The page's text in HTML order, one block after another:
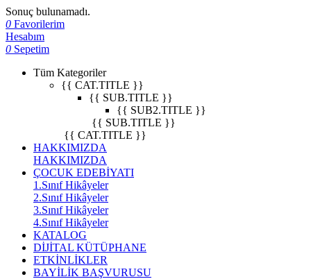
Sonuç bulunamadı.
0 Favorilerim
Hesabım
0 Sepetim
Tüm Kategoriler
{{ CAT.TITLE }}
{{ SUB.TITLE }}
{{ SUB2.TITLE }}
{{ SUB.TITLE }}
{{ CAT.TITLE }}
HAKKIMIZDA
HAKKIMIZDA
ÇOCUK EDEBİYATI
1.Sınıf Hikâyeler
2.Sınıf Hikâyeler
3.Sınıf Hikâyeler
4.Sınıf Hikâyeler
KATALOG
DİJİTAL KÜTÜPHANE
ETKİNLİKLER
BAYİLİK BAŞVURUSU